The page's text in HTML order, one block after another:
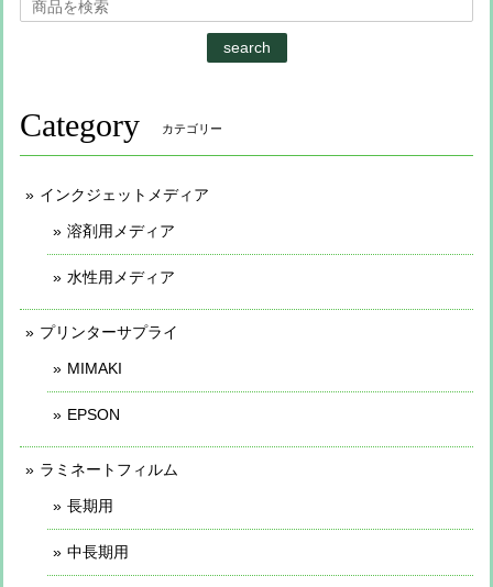
search
Category カテゴリー
インクジェットメディア
溶剤用メディア
水性用メディア
プリンターサプライ
MIMAKI
EPSON
ラミネートフィルム
長期用
中長期用